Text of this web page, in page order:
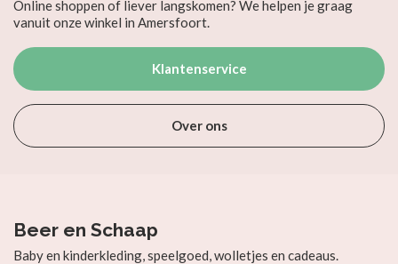
Online shoppen of liever langskomen? We helpen je graag
vanuit onze winkel in Amersfoort.
Klantenservice
Over ons
Beer en Schaap
Baby en kinderkleding, speelgoed, wolletjes en cadeaus.